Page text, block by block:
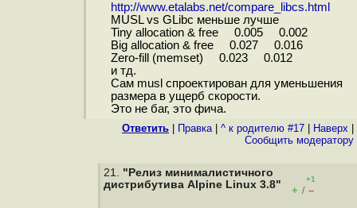
http://www.etalabs.net/compare_libcs.html
MUSL vs GLibc меньше лучше
Tiny allocation & free 0.005 0.002
Big allocation & free 0.027 0.016
Zero-fill (memset) 0.023 0.012
и тд.
Сам musl спроектирован для уменьшения
размера в ущерб скорости.
Это не баг, это фича.
Ответить Правка| ^ к родителю #17 Наверх
Cообщить модератору
21. "Релиз минималистичного
дистрибутива Alpine Linux 3.8"
+1
+ / –